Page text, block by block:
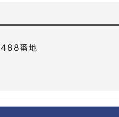
488番地